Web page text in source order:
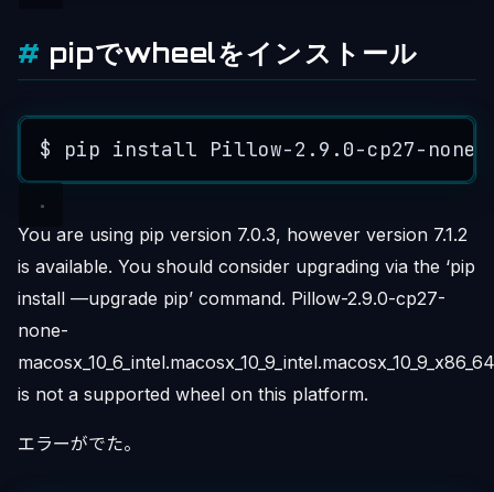
pipでwheelをインストール
$ pip install Pillow-2.9 . 0-cp27- none
You are using pip version 7.0.3, however version 7.1.2
is available. You should consider upgrading via the ‘pip
install —upgrade pip’ command. Pillow-2.9.0-cp27-
none-
is not a supported wheel on this platform.
エラーがでた。